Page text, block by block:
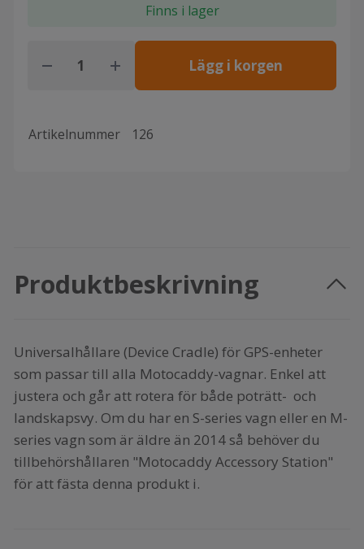
Finns i lager
Lägg i korgen
Artikelnummer 126
Produktbeskrivning
Universalhållare (Device Cradle) för GPS-enheter
som passar till alla Motocaddy-vagnar. Enkel att
justera och går att rotera för både poträtt- och
landskapsvy. Om du har en S-series vagn eller en M-
series vagn som är äldre än 2014 så behöver du
tillbehörshållaren "Motocaddy Accessory Station"
för att fästa denna produkt i.